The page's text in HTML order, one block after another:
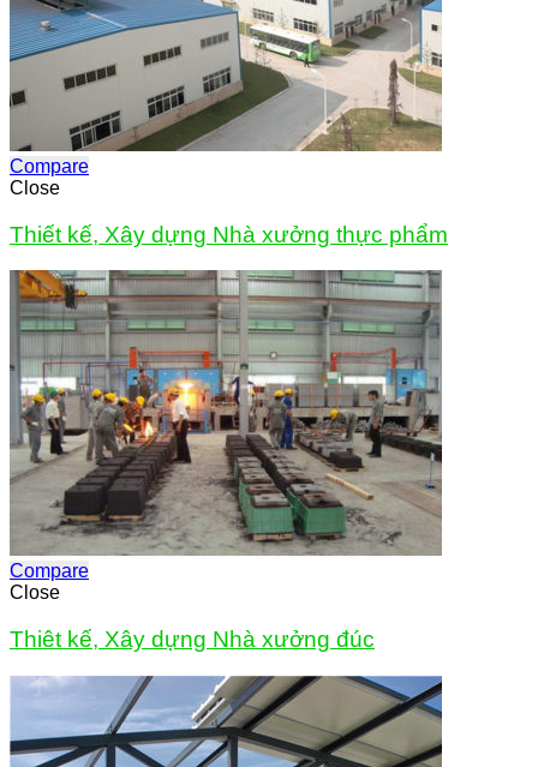
Compare
Close
Thiết kế, Xây dựng Nhà xưởng thực phẩm
Compare
Close
Thiêt kế, Xây dựng Nhà xưởng đúc